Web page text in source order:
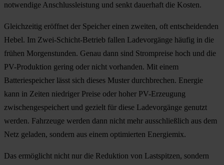
notwendige Anschlussleistung und senkt dauerhaft die Kosten.
Gleichzeitig eröffnet der Speicher einen zweiten, oft entscheidenden
Hebel. Im Zwei-Schicht-Betrieb fallen Ladevorgänge häufig in die
frühen Morgenstunden. Genau dann sind Strompreise hoch und die
PV-Produktion gering oder nicht vorhanden. Mit einem
Batteriespeicher lässt sich dieses Muster durchbrechen. Energie
kann in Zeiten niedriger Preise oder hoher PV-Erzeugung
zwischengespeichert und gezielt für diese Ladevorgänge genutzt
werden. Fahrzeuge werden dann nicht mehr ausschließlich aus dem
Netz geladen, sondern aus einem optimierten Energiemix.
Das ermöglicht nicht nur die Reduktion von Lastspitzen, sondern